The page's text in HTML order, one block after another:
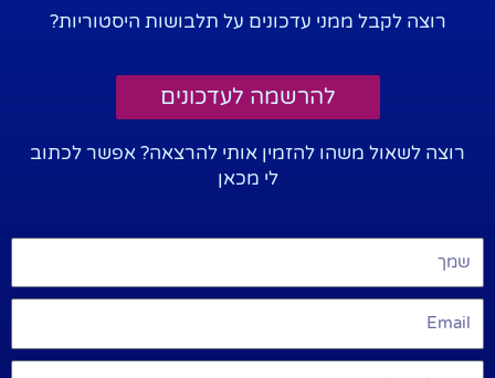
רוצה לקבל ממני עדכונים על תלבושות היסטוריות?
להרשמה לעדכונים
רוצה לשאול משהו להזמין אותי להרצאה? אפשר לכתוב
לי מכאן